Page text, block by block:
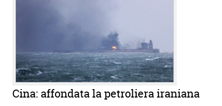
Cina: affondata la petroliera iraniana